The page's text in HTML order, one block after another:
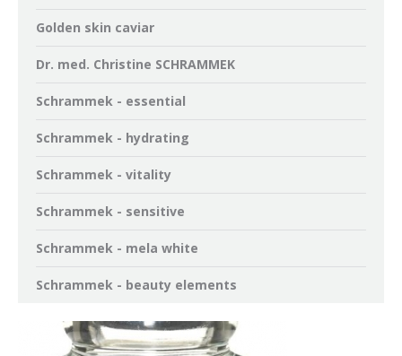
Golden skin caviar
Dr. med. Christine SCHRAMMEK
Schrammek - essential
Schrammek - hydrating
Schrammek - vitality
Schrammek - sensitive
Schrammek - mela white
Schrammek - beauty elements